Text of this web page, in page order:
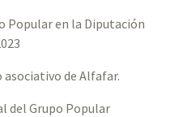
Popular en la Diputación
de Alfafar.
del Grupo Popular